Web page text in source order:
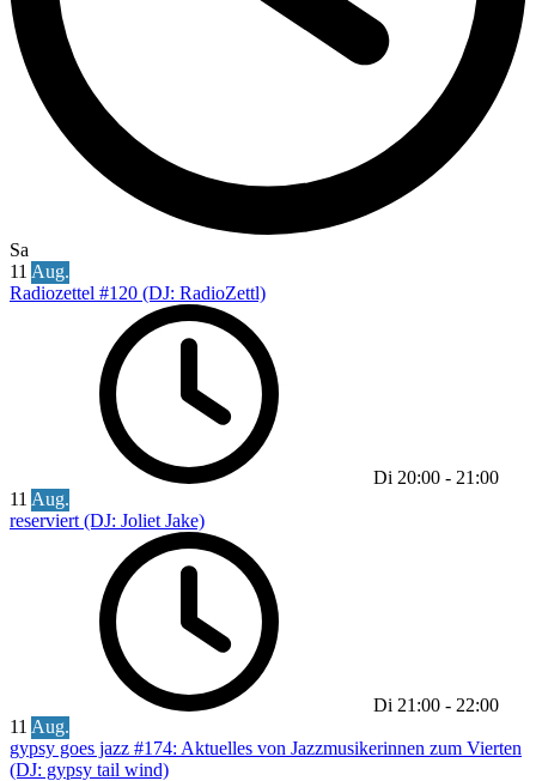
Sa
11 Aug.
Radiozettel #120 (DJ: RadioZettl)
Di 20:00 - 21:00
11 Aug.
reserviert (DJ: Joliet Jake)
Di 21:00 - 22:00
11 Aug.
gypsy goes jazz #174: Aktuelles von Jazzmusikerinnen zum Vierten
(DJ: gypsy tail wind)